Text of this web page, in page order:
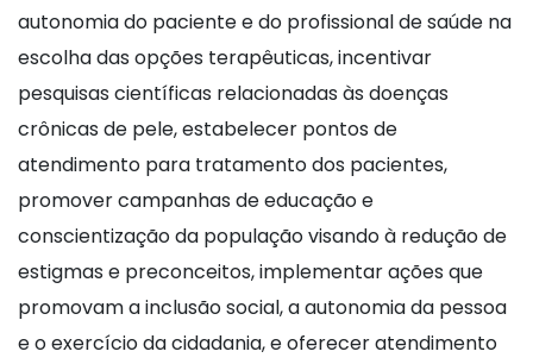
autonomia do paciente e do profissional de saúde na
escolha das opções terapêuticas, incentivar
pesquisas científicas relacionadas às doenças
crônicas de pele, estabelecer pontos de
atendimento para tratamento dos pacientes,
promover campanhas de educação e
conscientização da população visando à redução de
estigmas e preconceitos, implementar ações que
promovam a inclusão social, a autonomia da pessoa
e o exercício da cidadania, e oferecer atendimento